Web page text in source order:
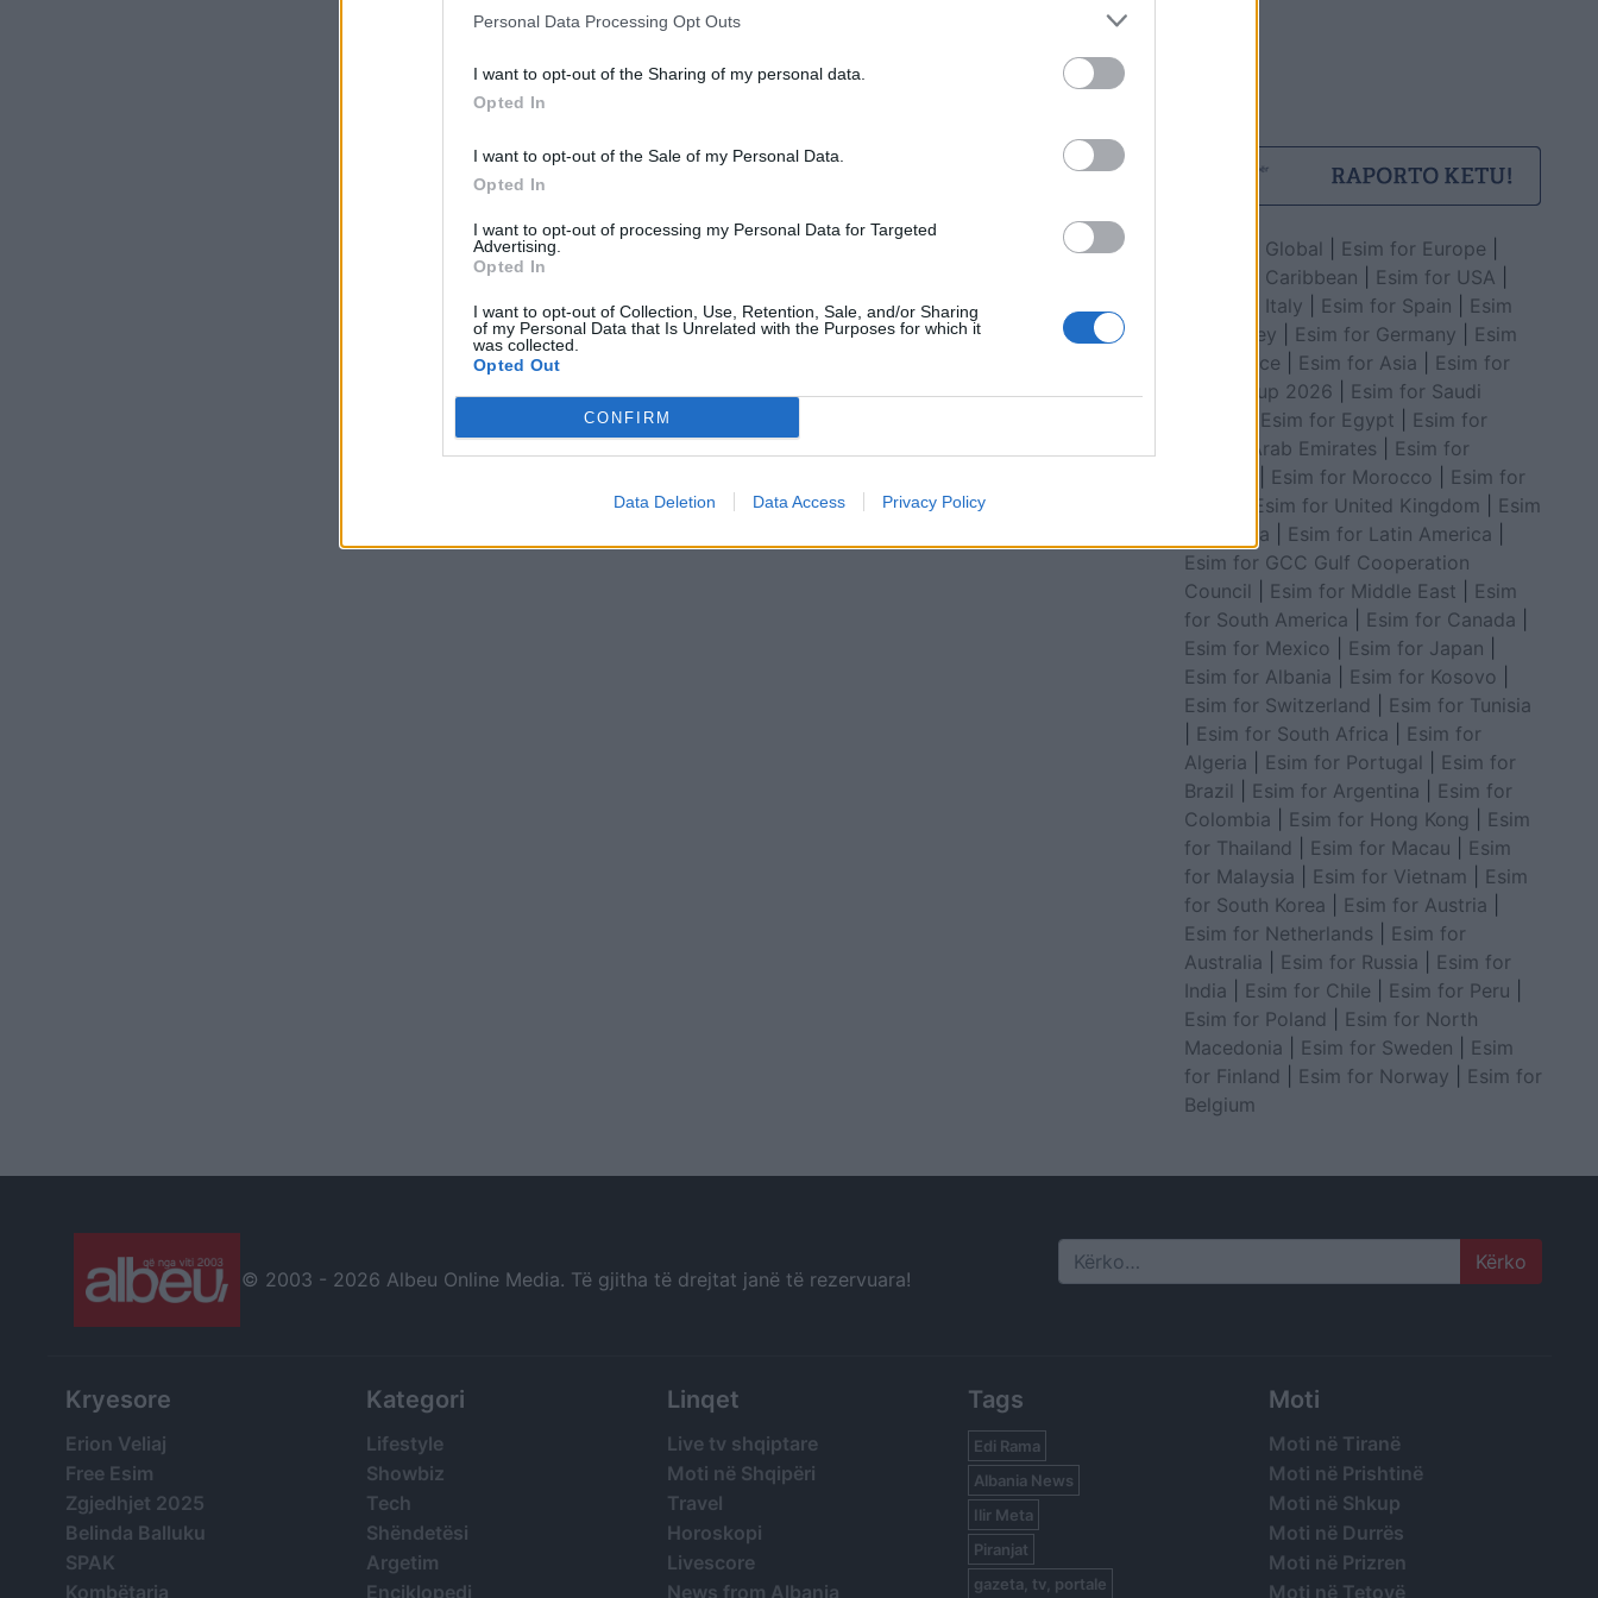
Personal Data Processing Opt Outs
I want to opt-out of the Sharing of my personal data.
Opted In
I want to opt-out of the Sale of my Personal Data.
Opted In
I want to opt-out of processing my Personal Data for Targeted
Advertising.
Opted In
I want to opt-out of Collection, Use, Retention, Sale, and/or Sharing
of my Personal Data that Is Unrelated with the Purposes for which it
was collected.
Opted Out
CONFIRM
Data Deletion Data Access Privacy Policy
Esim for Global Esim for Europe
Esim for Caribbean
Esim for USA
Esim for Italy
Esim for Spain
Esim
for Turkey
Esim for Germany
Esim
for Greece
Esim for Asia
Esim for
World Cup 2026
Esim for Saudi
Esim for Egypt
Esim for
United Arab Emirates
Esim for
Esim for Morocco
Esim for
Esim for United Kingdom
Esim
for Africa
Esim for Latin America
Esim for GCC Gulf Cooperation
Council
Esim for Middle East
Esim
for South America
Esim for Canada
Esim for Mexico
Esim for Japan
Esim for Albania
Esim for Kosovo
Esim for Switzerland
Esim for Tunisia
Esim for South Africa
Esim for
Algeria
Esim for Portugal
Esim for
Brazil
Esim for Argentina
Esim for
Colombia
Esim for Hong Kong
Esim
for Thailand
Esim for Macau
Esim
for Malaysia
Esim for Vietnam
Esim
for South Korea
Esim for Austria
Esim for Netherlands
Esim for
Australia
Esim for Russia
Esim for
India
Esim for Chile Esim for Peru
Esim for Poland
Esim for North
Macedonia
Esim for Sweden
Esim
for Finland
Esim for Norway
Esim for
Belgium
© 2003 - 2026 Albeu Online Media. Të gjitha të drejtat janë të rezervuara! Search
Kryesore
Erion Veliaj
Free Esim
Zgjedhjet 2025
Belinda Balluku
SPAK
Kombëtarja
Kategori
Lifestyle
Showbiz
Tech
Shëndetësi
Argetim
Enciklopedi
Linqet
Live tv shqiptare
Moti në Shqipëri
Travel
Horoskopi
Livescore
News from Albania
Tags
Edi Rama
Albania News
Ilir Meta
Piranjat
gazeta, tv, portale
Moti
Moti në Tiranë
Moti në Prishtinë
Moti në Shkup
Moti në Durrës
Moti në Prizren
Moti në Tetovë